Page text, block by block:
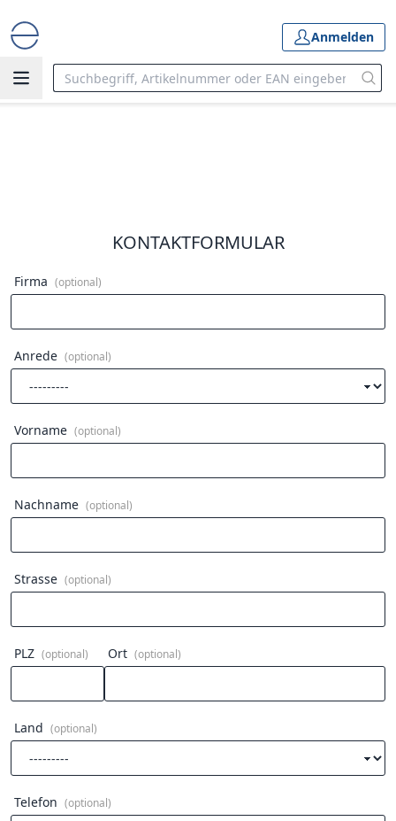
Anmelden
KONTAKTFORMULAR
Firma (optional)
Anrede (optional)
Vorname (optional)
Nachname (optional)
Strasse (optional)
PLZ (optional) Ort (optional)
Land (optional)
Telefon (optional)